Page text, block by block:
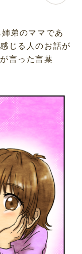
弟のママであ
じる人のお話が
言った言葉